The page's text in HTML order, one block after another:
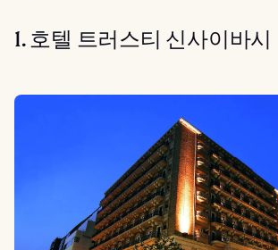
1. 호텔 트러스티 신사이바시